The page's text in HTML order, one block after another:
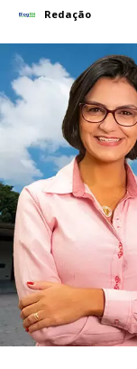
Redação